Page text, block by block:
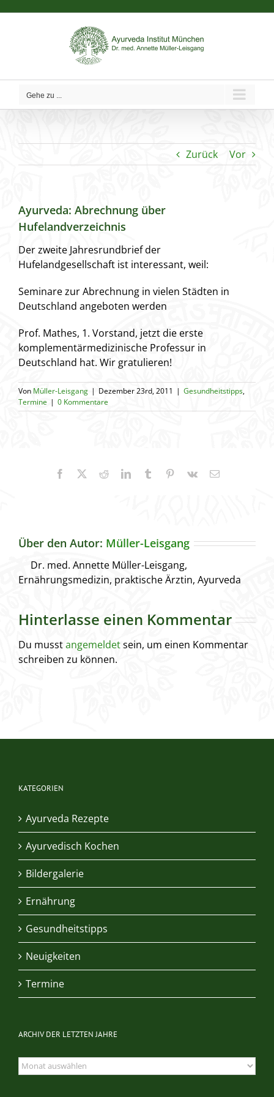
Gehe zu ...
Zurück Vor
Ayurveda: Abrechnung über
Hufelandverzeichnis
Der zweite Jahresrundbrief der
Hufelandgesellschaft ist interessant, weil:
Seminare zur Abrechnung in vielen Städten in
Deutschland angeboten werden
Prof. Mathes, 1. Vorstand, jetzt die erste
komplementärmedizinische Professur in
Deutschland hat. Wir gratulieren!
Von Müller-Leisgang | Dezember 23rd, 2011 | Gesundheitstipps,
Termine | 0 Kommentare
Facebook
X RedditLinkedInTumblr Pinterest
Vk
E-
Über den Autor: Müller-Leisgang
Dr. med. Annette Müller-Leisgang,
Ernährungsmedizin, praktische Ärztin, Ayurveda
Hinterlasse einen Kommentar
Du musstangemeldetsein, um einen Kommentar
schreiben zu können.
KATEGORIEN
Ayurveda Rezepte
Ayurvedisch Kochen
Bildergalerie
Ernährung
Gesundheitstipps
Neuigkeiten
Termine
ARCHIV DER LETZTEN JAHRE
Archiv
der